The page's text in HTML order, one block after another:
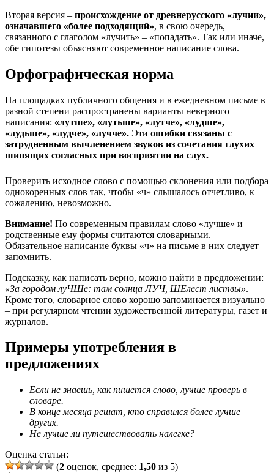
Вторая версия – происхождение от древнерусского «лучии»,
означавшего «более подходящий», в свою очередь,
связанного с глаголом «лучить» – «попадать». Так или иначе,
обе гипотезы объясняют современное написание слова.
Орфографическая норма
На площадках публичного общения и в ежедневном письме в
разной степени распространены варианты неверного
написания: «лутше», «лутьше», «лутче», «лудше»,
«лудьше», «лудче», «лучче». Эти ошибки связаны с
затрудненным вычленением звуков из сочетания глухих
шипящих согласных при восприятии на слух.
Проверить исходное слово с помощью склонения или подбора
однокоренных слов так, чтобы «ч» слышалось отчетливо, к
сожалению, невозможно.
Внимание! По современным правилам слово «лучше» и
родственные ему формы считаются словарными.
Обязательное написание буквы «ч» на письме в них следует
запомнить.
Подсказку, как написать верно, можно найти в предложении:
«За городом луЧШе: там солнца ЛУЧ, ШЕлест листвы».
Кроме того, словарное слово хорошо запоминается визуально
– при регулярном чтении художественной литературы, газет и
журналов.
Примеры употребления в
предложениях
Если не знаешь, как пишется слово, лучше проверь в
словаре.
В конце месяца решат, кто справился более лучше
других.
Не лучше ли путешествовать налегке?
Оценка статьи:
(2 оценок, среднее: 1,50 из 5)